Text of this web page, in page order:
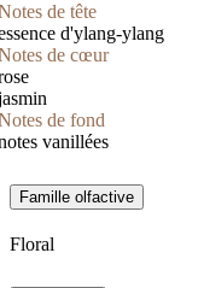
de tête
d'ylang-ylang
de cœur
de fond
vanillées
Famille olfactive
Floral